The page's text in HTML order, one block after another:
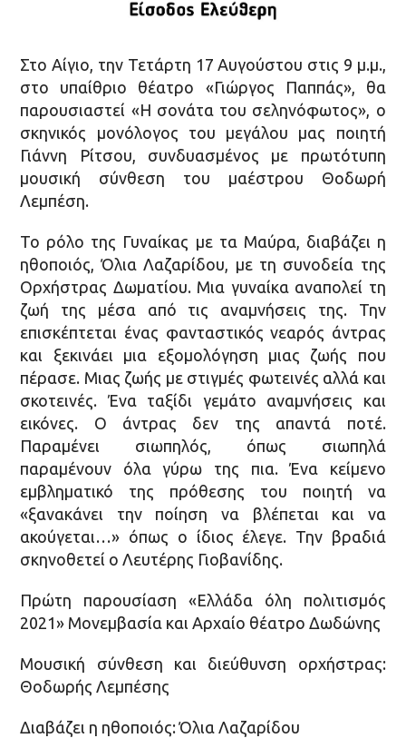
Στο Αίγιο, την Τετάρτη 17 Αυγούστου στις 9 μ.μ.,
στο υπαίθριο θέατρο «Γιώργος Παππάς», θα
παρουσιαστεί «Η σονάτα του σεληνόφωτος», ο
σκηνικός μονόλογος του μεγάλου μας ποιητή
Γιάννη Ρίτσου, συνδυασμένος με πρωτότυπη
μουσική σύνθεση του μαέστρου Θοδωρή
Λεμπέση.
Το ρόλο της Γυναίκας με τα Μαύρα, διαβάζει η
ηθοποιός, Όλια Λαζαρίδου, με τη συνοδεία της
Ορχήστρας Δωματίου. Μια γυναίκα αναπολεί τη
ζωή της μέσα από τις αναμνήσεις της. Την
επισκέπτεται ένας φανταστικός νεαρός άντρας
και ξεκινάει μια εξομολόγηση μιας ζωής που
πέρασε. Μιας ζωής με στιγμές φωτεινές αλλά και
σκοτεινές. Ένα ταξίδι γεμάτο αναμνήσεις και
εικόνες. Ο άντρας δεν της απαντά ποτέ.
Παραμένει σιωπηλός, όπως σιωπηλά
παραμένουν όλα γύρω της πια. Ένα κείμενο
εμβληματικό της πρόθεσης του ποιητή να
«ξανακάνει την ποίηση να βλέπεται και να
ακούγεται…» όπως ο ίδιος έλεγε. Την βραδιά
σκηνοθετεί ο Λευτέρης Γιοβανίδης.
Πρώτη παρουσίαση «Ελλάδα όλη πολιτισμός
2021» Μονεμβασία και Αρχαίο θέατρο Δωδώνης
Μουσική σύνθεση και διεύθυνση ορχήστρας:
Θοδωρής Λεμπέσης
Διαβάζει η ηθοποιός: Όλια Λαζαρίδου